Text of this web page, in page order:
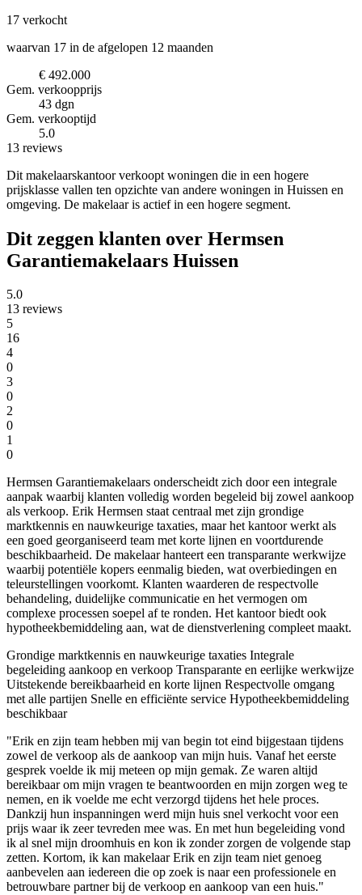
17 verkocht
waarvan 17 in de afgelopen 12 maanden
€ 492.000
Gem. verkoopprijs
43 dgn
Gem. verkooptijd
5.0
13 reviews
Dit makelaarskantoor verkoopt woningen die in een hogere
prijsklasse vallen ten opzichte van andere woningen in Huissen en
omgeving. De makelaar is actief in een hogere segment.
Dit zeggen klanten over Hermsen
Garantiemakelaars Huissen
5.0
13 reviews
5
16
4
0
3
0
2
0
1
0
Hermsen Garantiemakelaars onderscheidt zich door een integrale
aanpak waarbij klanten volledig worden begeleid bij zowel aankoop
als verkoop. Erik Hermsen staat centraal met zijn grondige
marktkennis en nauwkeurige taxaties, maar het kantoor werkt als
een goed georganiseerd team met korte lijnen en voortdurende
beschikbaarheid. De makelaar hanteert een transparante werkwijze
waarbij potentiële kopers eenmalig bieden, wat overbiedingen en
teleurstellingen voorkomt. Klanten waarderen de respectvolle
behandeling, duidelijke communicatie en het vermogen om
complexe processen soepel af te ronden. Het kantoor biedt ook
hypotheekbemiddeling aan, wat de dienstverlening compleet maakt.
Grondige marktkennis en nauwkeurige taxaties Integrale
begeleiding aankoop en verkoop Transparante en eerlijke werkwijze
Uitstekende bereikbaarheid en korte lijnen Respectvolle omgang
met alle partijen Snelle en efficiënte service Hypotheekbemiddeling
beschikbaar
"Erik en zijn team hebben mij van begin tot eind bijgestaan tijdens
zowel de verkoop als de aankoop van mijn huis. Vanaf het eerste
gesprek voelde ik mij meteen op mijn gemak. Ze waren altijd
bereikbaar om mijn vragen te beantwoorden en mijn zorgen weg te
nemen, en ik voelde me echt verzorgd tijdens het hele proces.
Dankzij hun inspanningen werd mijn huis snel verkocht voor een
prijs waar ik zeer tevreden mee was. En met hun begeleiding vond
ik al snel mijn droomhuis en kon ik zonder zorgen de volgende stap
zetten. Kortom, ik kan makelaar Erik en zijn team niet genoeg
aanbevelen aan iedereen die op zoek is naar een professionele en
betrouwbare partner bij de verkoop en aankoop van een huis."